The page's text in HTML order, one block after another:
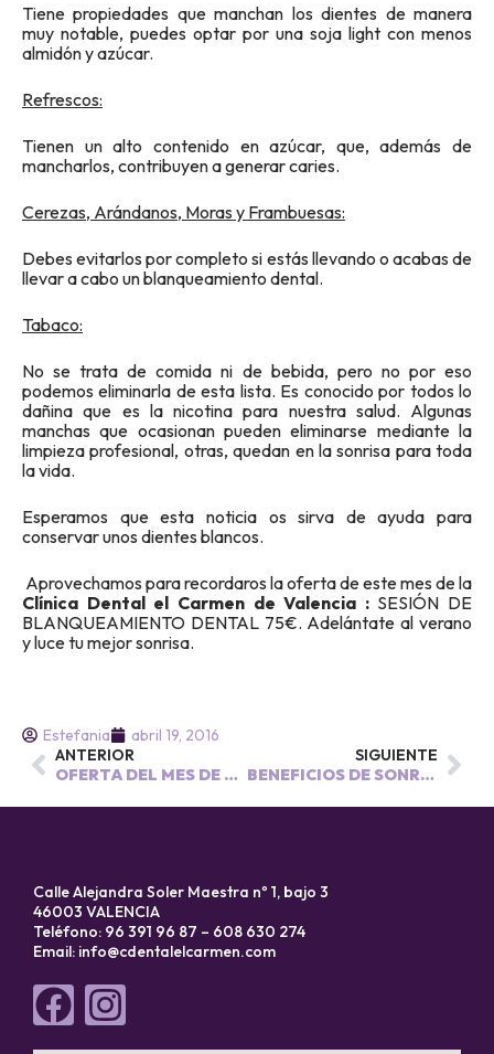
Tiene propiedades que manchan los dientes de manera
muy notable, puedes optar por una soja light con menos
almidón y azúcar.
Refrescos:
Tienen un alto contenido en azúcar, que, además de
mancharlos, contribuyen a generar caries.
Cerezas, Arándanos, Moras y Frambuesas:
Debes evitarlos por completo si estás llevando o acabas de
llevar a cabo un blanqueamiento dental.
Tabaco:
No se trata de comida ni de bebida, pero no por eso
podemos eliminarla de esta lista. Es conocido por todos lo
dañina que es la nicotina para nuestra salud. Algunas
manchas que ocasionan pueden eliminarse mediante la
limpieza profesional, otras, quedan en la sonrisa para toda
la vida.
Esperamos que esta noticia os sirva de ayuda para
conservar unos dientes blancos.
Aprovechamos para recordaros la oferta de este mes de la
Clínica Dental el Carmen de Valencia :SESIÓN DE
BLANQUEAMIENTO DENTAL 75€. Adelántate al verano
y luce tu mejor sonrisa.
Estefania
abril 19, 2016
ANTERIOR
OFERTA DEL MES DE ABRIL
SIGUIENTE
BENEFICIOS DE SONREíR
Calle Alejandra Soler Maestra nº 1, bajo 3
46003 VALENCIA
Teléfono: 96 391 96 87 – 608 630 274
Email: info@cdentalelcarmen.com